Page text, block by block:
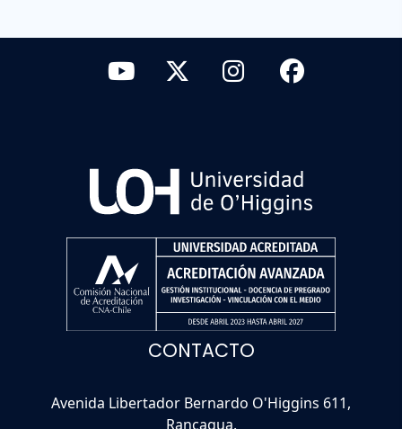
CONTACTO
Avenida Libertador Bernardo O'Higgins 611,
Rancagua.